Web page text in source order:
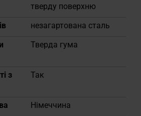
тверду поверхню
незагартована сталь
Тверда гума
з
Так
Німеччина